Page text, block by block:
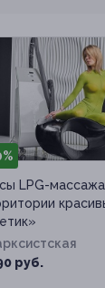
LPG-
руб.